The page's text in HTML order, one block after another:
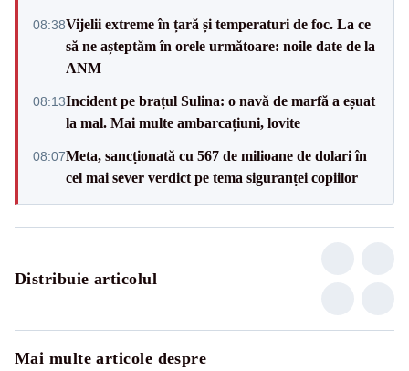
08:38Vijelii extreme în țară și temperaturi de foc. La ce
să ne așteptăm în orele următoare: noile date de la
ANM
08:13Incident pe brațul Sulina: o navă de marfă a eșuat
la mal. Mai multe ambarcațiuni, lovite
08:07Meta, sancționată cu 567 de milioane de dolari în
cel mai sever verdict pe tema siguranței copiilor
Distribuie articolul
Mai multe articole despre